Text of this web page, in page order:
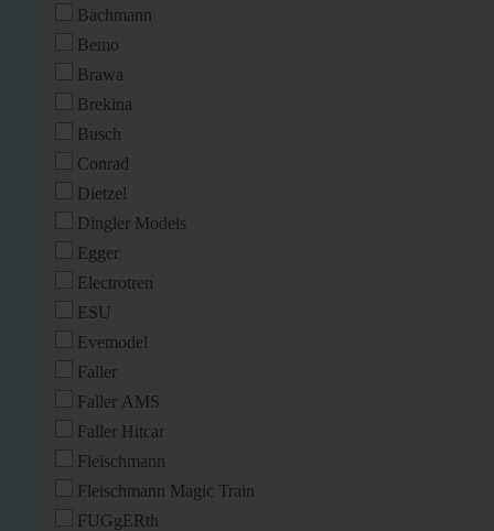
Bachmann
Bemo
Brawa
Brekina
Busch
Conrad
Dietzel
Dingler Models
Egger
Electrotren
ESU
Evemodel
Faller
Faller AMS
Faller Hitcar
Fleischmann
Fleischmann Magic Train
FUGgERth